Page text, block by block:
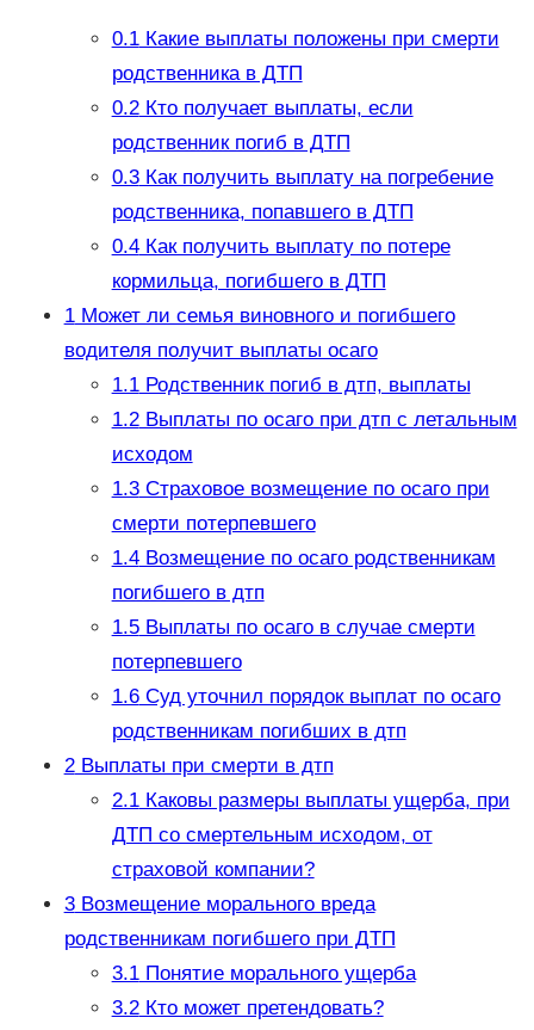
0.1Какие выплаты положены при смерти
родственника в ДТП
0.2Кто получает выплаты, если
родственник погиб в ДТП
0.3Как получить выплату на погребение
родственника, попавшего в ДТП
0.4Как получить выплату по потере
кормильца, погибшего в ДТП
1Может ли семья виновного и погибшего
водителя получит выплаты осаго
1.1Родственник погиб в дтп, выплаты
1.2Выплаты по осаго при дтп с летальным
исходом
1.3Страховое возмещение по осаго при
смерти потерпевшего
1.4Возмещение по осаго родственникам
погибшего в дтп
1.5Выплаты по осаго в случае смерти
потерпевшего
1.6Суд уточнил порядок выплат по осаго
родственникам погибших в дтп
2Выплаты при смерти в дтп
2.1Каковы размеры выплаты ущерба, при
ДТП со смертельным исходом, от
страховой компании?
3Возмещение морального вреда
родственникам погибшего при ДТП
3.1Понятие морального ущерба
3.2Кто может претендовать?